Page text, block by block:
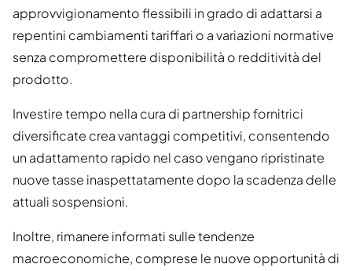
approvvigionamento flessibili in grado di adattarsi a
repentini cambiamenti tariffari o a variazioni normative
senza compromettere disponibilità o redditività del
prodotto.
Investire tempo nella cura di partnership fornitrici
diversificate crea vantaggi competitivi, consentendo
un adattamento rapido nel caso vengano ripristinate
nuove tasse inaspettatamente dopo la scadenza delle
attuali sospensioni.
Inoltre, rimanere informati sulle tendenze
macroeconomiche, comprese le nuove opportunità di